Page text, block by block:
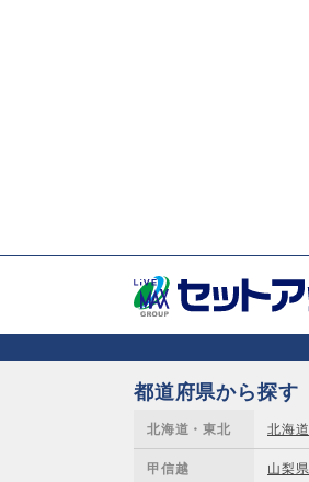
都道府県から探す
北海道・東北 北海道
甲信越 山梨県